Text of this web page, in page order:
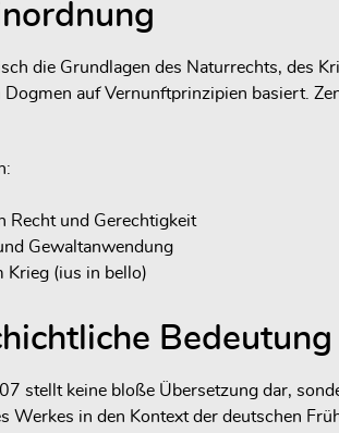
die Grundlagen des Naturrechts, des
auf Vernunftprinzipien basiert.
Recht und Gerechtigkeit
Gewaltanwendung
Krieg (ius in bello)
Bedeutung
stellt keine bloße Übersetzung dar,
Werkes in den Kontext der deutschen